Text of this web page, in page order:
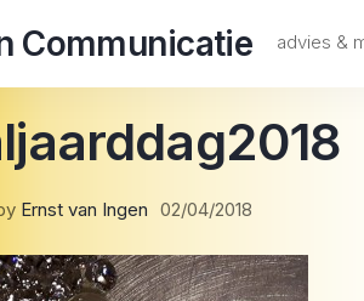
Communicatie advies &
Ernst van Ingen 02/04/2018